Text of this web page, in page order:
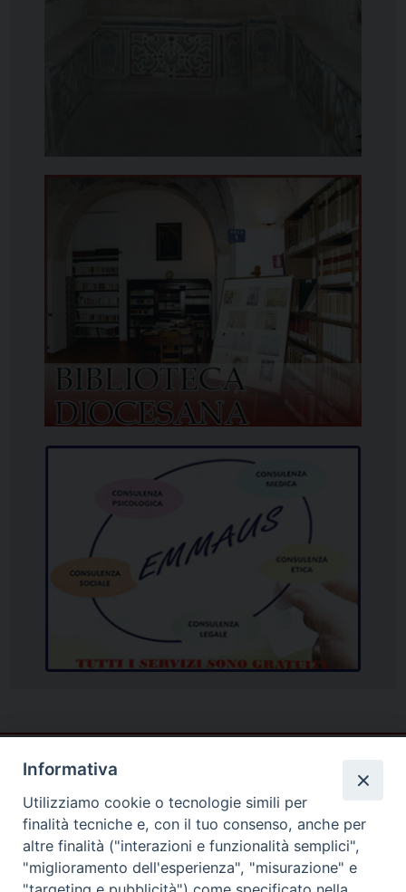
Informativa
Utilizziamo cookie o tecnologie simili per
finalità tecniche e, con il tuo consenso, anche per
altre finalità ("interazioni e funzionalità semplici",
"miglioramento dell'esperienza", "misurazione" e